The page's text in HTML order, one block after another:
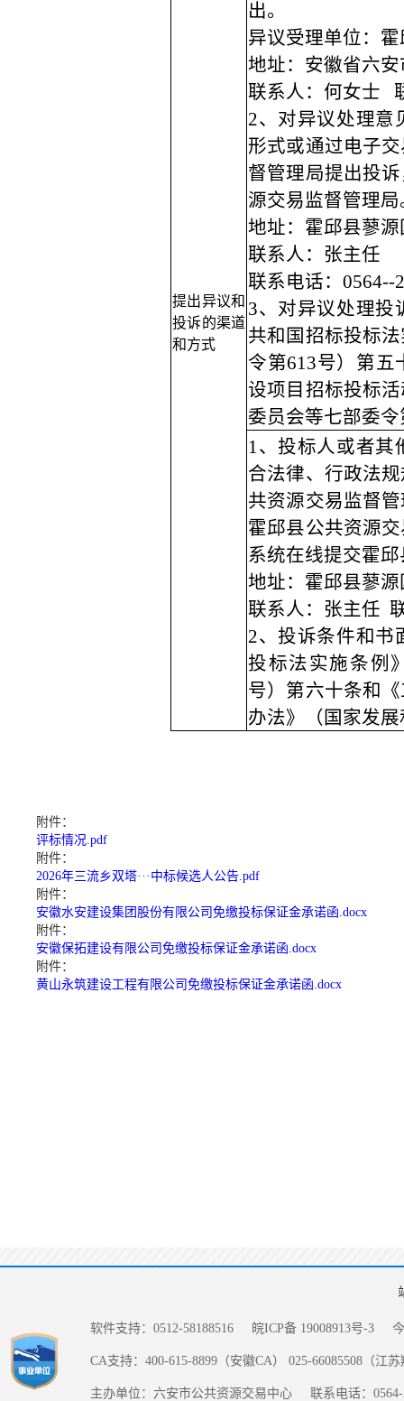
提出异议和
投诉的渠道
和方式
出。
异议受理单位： 霍
地址：安徽省六
联系人：何女士
2、对异议处理意
形式或通过电子
督管理局提出投
源交易监督管理局
地址：霍邱县蓼
联系人：张主任
联系电话： 0564--
3、对异议处理投
共和国招标投标
令第613号）第五
设项目招标投标
委员会等七部委
1、投标人或者其
合法律、行政法
共资源交易监督
霍邱县公共资源
系统在线提交霍
地址：霍邱县蓼
联系人：张主任
2、投诉条件和书
投标法实施条例
号）第六十条和
办法》（国家发
附件：
评标情况.pdf
附件：
2026年三流乡双塔···中标候选人公告.pdf
附件：
安徽水安建设集团股份有限公司免缴投标保证金承诺函.docx
附件：
安徽保拓建设有限公司免缴投标保证金承诺函.docx
附件：
黄山永筑建设工程有限公司免缴投标保证金承诺函.docx
软件支持：0512-58188516 皖ICP备 19008913号-3
CA支持：400-615-8899（安徽CA） 025-66085508（江
主办单位：六安市公共资源交易中心 联系电话：0564-